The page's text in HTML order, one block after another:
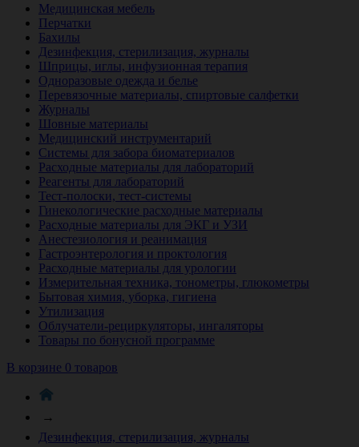
Медицинская мебель
Перчатки
Бахилы
Дезинфекция, стерилизация, журналы
Шприцы, иглы, инфузионная терапия
Одноразовые одежда и белье
Перевязочные материалы, спиртовые салфетки
Журналы
Шовные материалы
Медицинский инструментарий
Системы для забора биоматериалов
Расходные материалы для лабораторий
Реагенты для лабораторий
Тест-полоски, тест-системы
Гинекологические расходные материалы
Расходные материалы для ЭКГ и УЗИ
Анестезиология и реанимация
Гастроэнтерология и проктология
Расходные материалы для урологии
Измерительная техника, тонометры, глюкометры
Бытовая химия, уборка, гигиена
Утилизация
Облучатели-рециркуляторы, ингаляторы
Товары по бонусной программе
В корзине 0 товаров
→
Дезинфекция, стерилизация, журналы